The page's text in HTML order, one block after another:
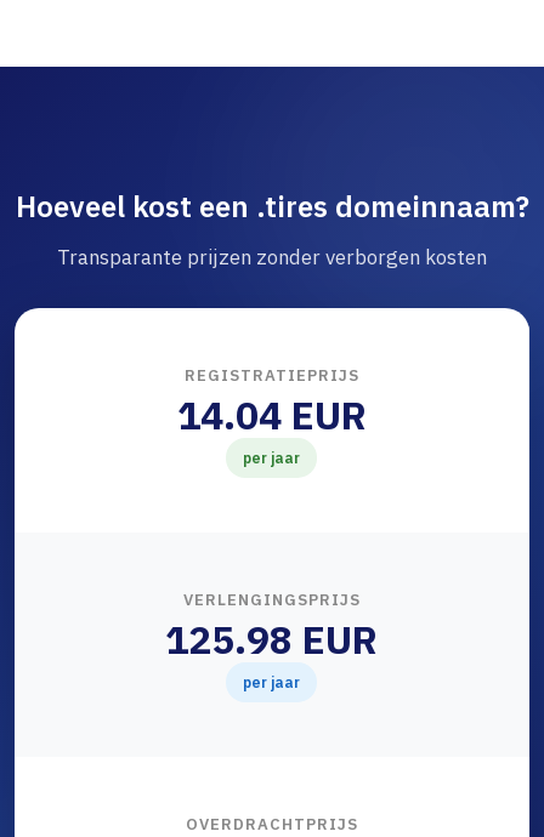
Hoeveel kost een .tires domeinnaam?
Transparante prijzen zonder verborgen kosten
REGISTRATIEPRIJS
14.04 EUR
per jaar
VERLENGINGSPRIJS
125.98 EUR
per jaar
OVERDRACHTPRIJS